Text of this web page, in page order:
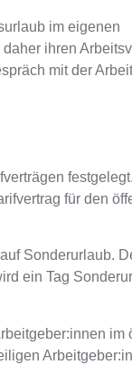
im eigenen
ihren
mit der
für den
Sonderurlaub.
ein Tag
im